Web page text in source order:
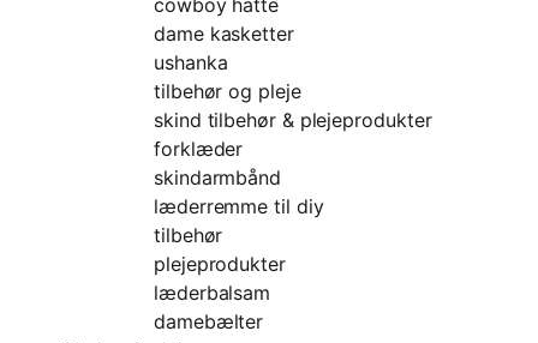
cowboy hatte
dame kasketter
ushanka
tilbehør og pleje
skind tilbehør & plejeprodukter
forklæder
skindarmbånd
læderremme til diy
tilbehør
plejeprodukter
læderbalsam
damebælter